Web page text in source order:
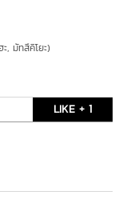
, มัทสึคิโยะ)
LIKE + 1